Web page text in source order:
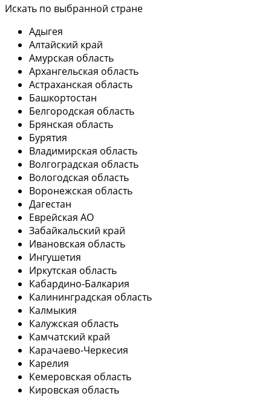
Искать по выбранной стране
Адыгея
Алтайский край
Амурская область
Архангельская область
Астраханская область
Башкортостан
Белгородская область
Брянская область
Бурятия
Владимирская область
Волгоградская область
Вологодская область
Воронежская область
Дагестан
Еврейская АО
Забайкальский край
Ивановская область
Ингушетия
Иркутская область
Кабардино-Балкария
Калининградская область
Калмыкия
Калужская область
Камчатский край
Карачаево-Черкесия
Карелия
Кемеровская область
Кировская область